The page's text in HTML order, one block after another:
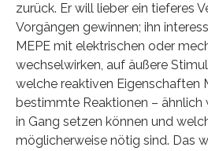
zurück. Er will lieber ein tieferes
Vorgängen gewinnen; ihn
MEPE mit elektrischen oder
wechselwirken, auf äußere
welche reaktiven Eigenschaften
bestimmte Reaktionen – ähnlich
in Gang setzen können und
möglicherweise nötig sind. Das